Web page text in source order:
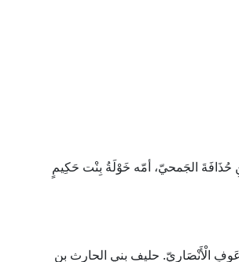
الجَمحيّ، أمّه خَوْلَةُ بِنْت حَكِيمٍ
الْأَنْصَارِيّ. حليف بني الحارث بن